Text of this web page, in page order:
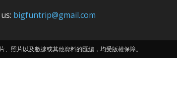
bigfuntrip@gmail.com
照片以及數據或其他資料的匯編，均受版權保障。